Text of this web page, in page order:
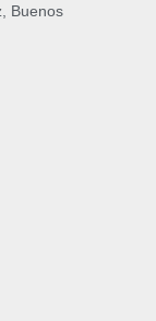
Buenos